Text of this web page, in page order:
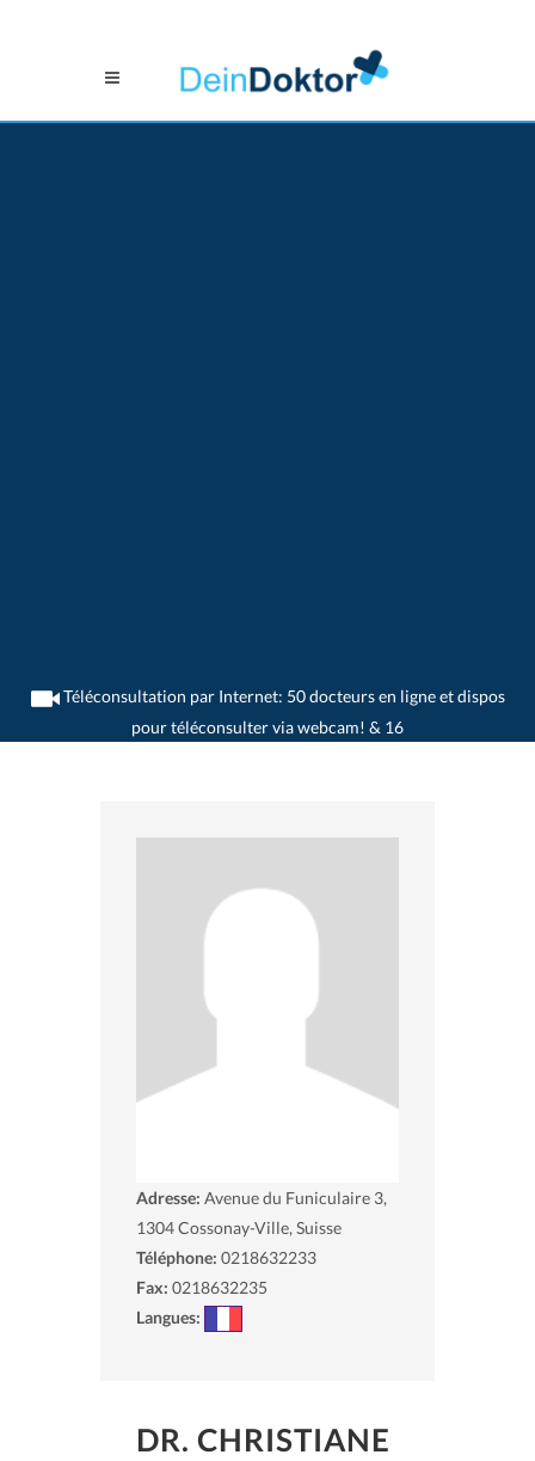
Téléconsultation par Internet: 50 docteurs en ligne et dispos
pour téléconsulter via webcam! & 16
>Généralistes>Cossonay-Ville>Dr. Christiane Bettens
Adresse: Avenue du Funiculaire 3,
1304Cossonay-Ville, Suisse
Téléphone: 0218632233
Fax: 0218632235
Langues:
DR. CHRISTIANE